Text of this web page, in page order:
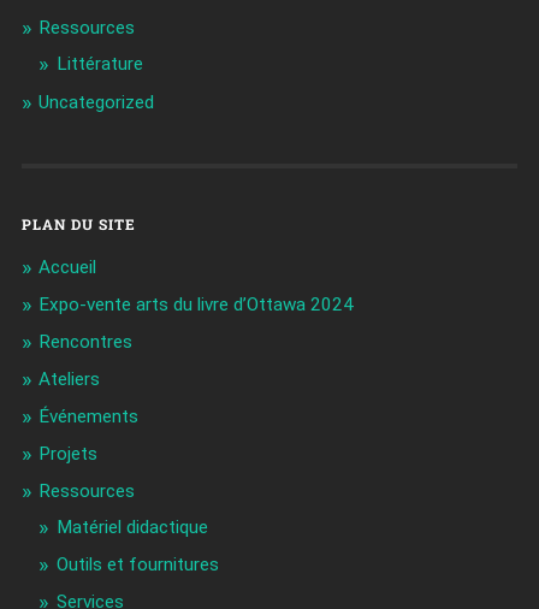
Ressources
Littérature
Uncategorized
PLAN DU SITE
Accueil
Expo-vente arts du livre d’Ottawa 2024
Rencontres
Ateliers
Événements
Projets
Ressources
Matériel didactique
Outils et fournitures
Services